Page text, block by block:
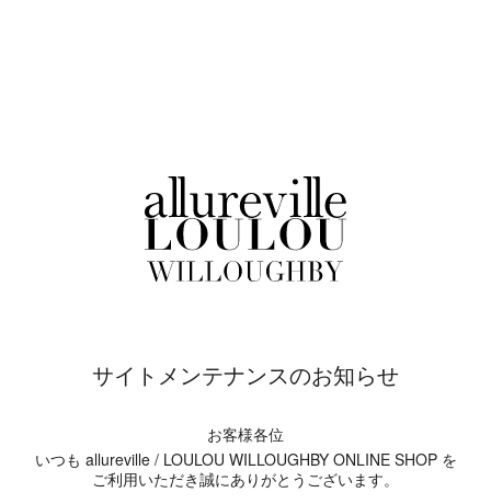
サイトメンテナンスのお知らせ
お客様各位
いつも allureville / LOULOU WILLOUGHBY ONLINE SHOP を
ご利用いただき誠にありがとうございます。